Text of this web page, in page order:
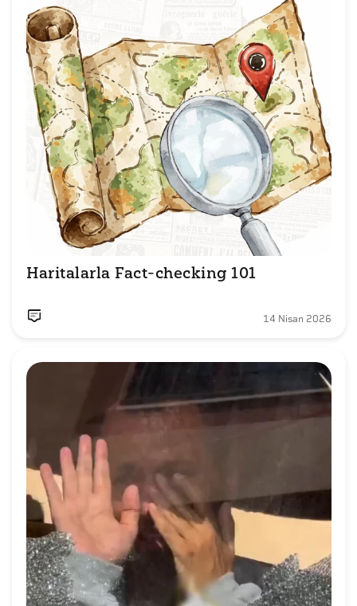
Haritalarla Fact-checking 101
14 Nisan 2026